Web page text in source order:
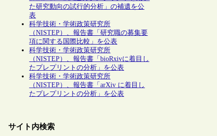
た研究動向の試行的分析」の補遺を公
表
科学技術・学術政策研究所
（NISTEP）、報告書「研究職の募集要
項に関する国際比較」を公表
科学技術・学術政策研究所
（NISTEP）、報告書「bioRxivに着目し
たプレプリントの分析」を公表
科学技術・学術政策研究所
（NISTEP）、報告書「arXiv に着目し
たプレプリントの分析」を公表
サイト内検索